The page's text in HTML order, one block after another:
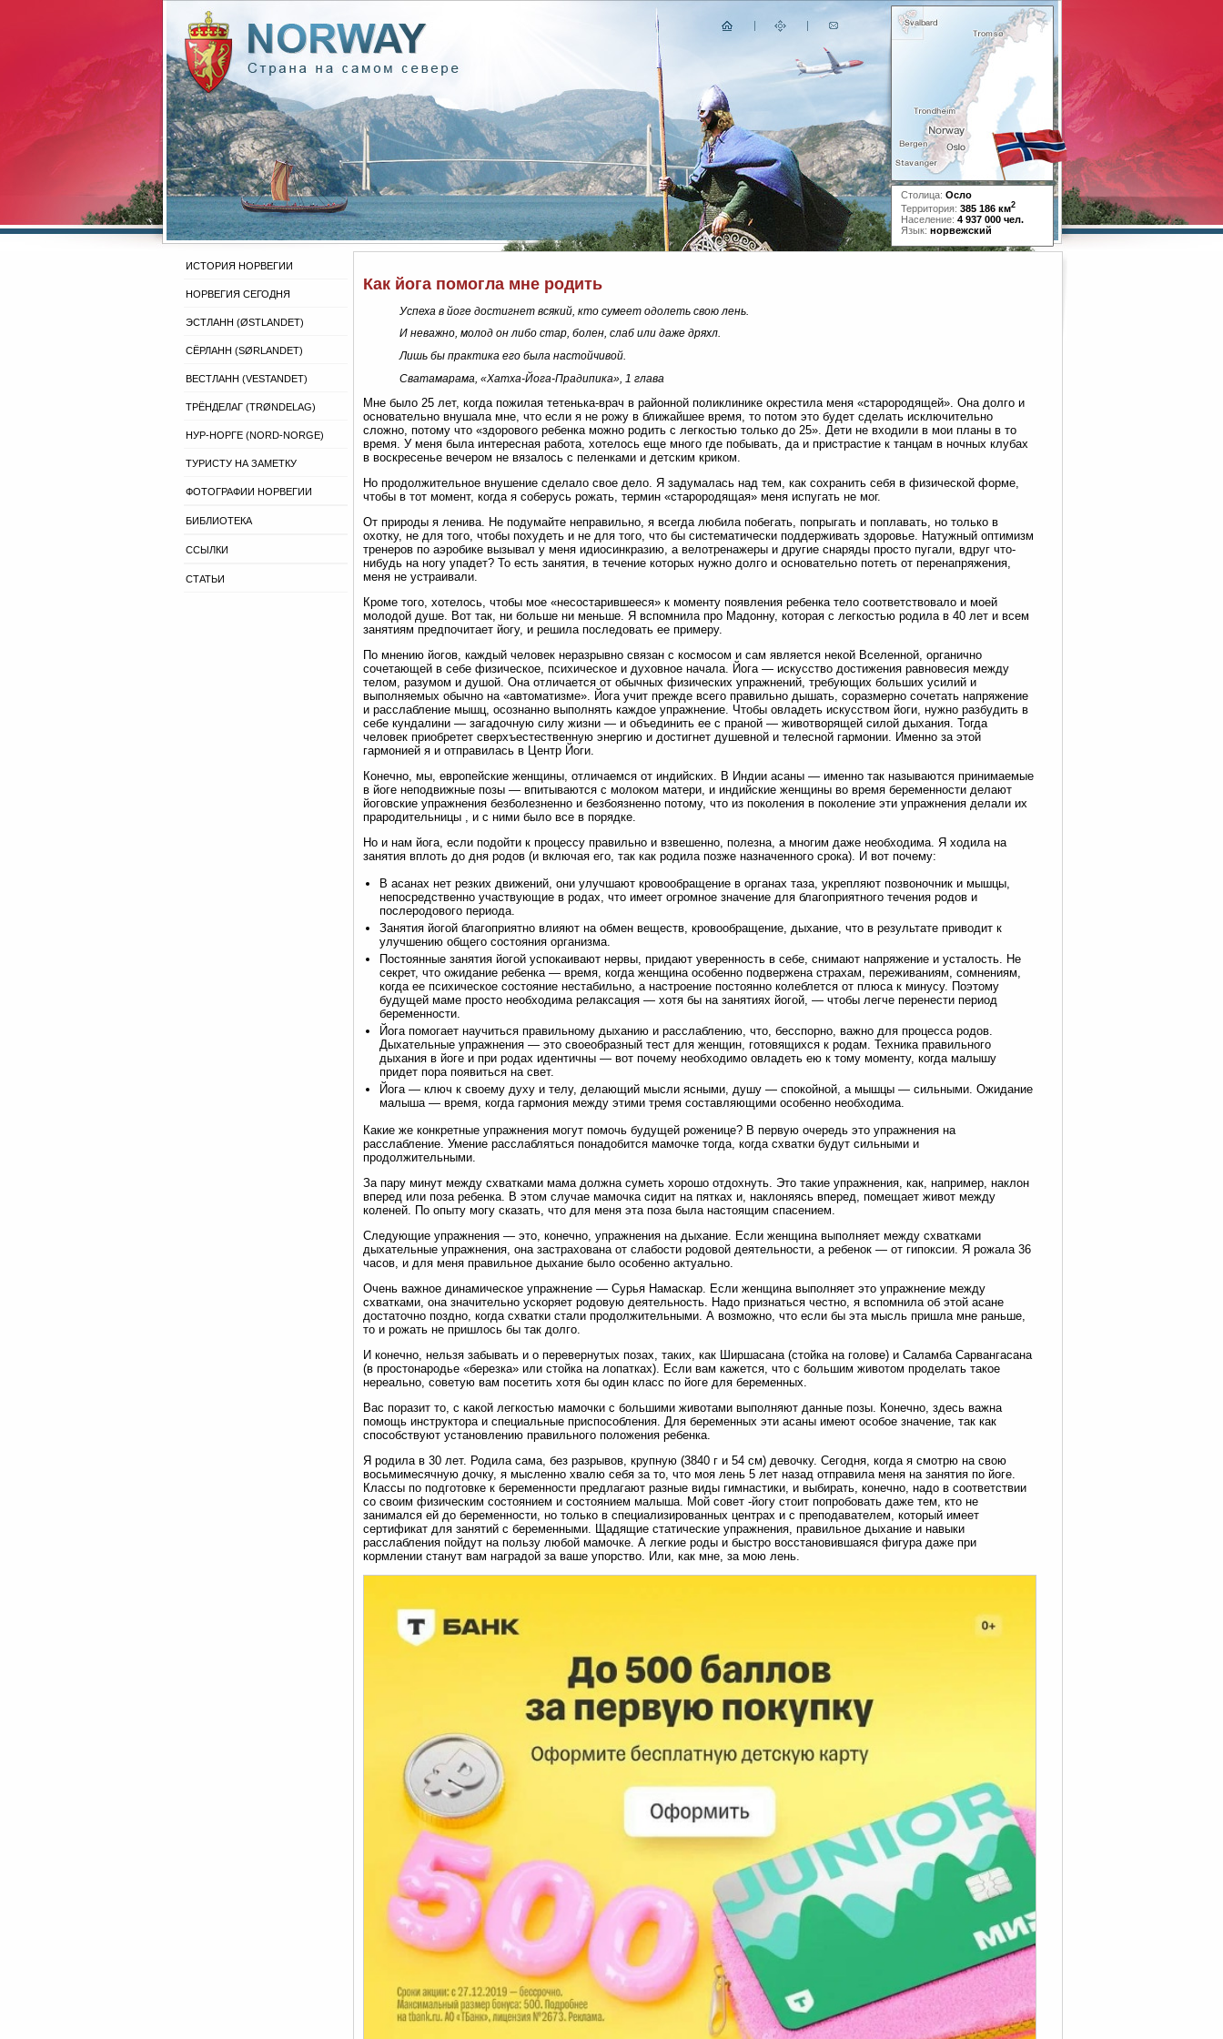
Столица: Осло
Территория: 385 186 км2
Население: 4 937 000 чел.
Язык: норвежский
ИСТОРИЯ НОРВЕГИИ
НОРВЕГИЯ СЕГОДНЯ
ЭСТЛАНН (ØSTLANDET)
СЁРЛАНН (SØRLANDET)
ВЕСТЛАНН (VESTANDET)
ТРЁНДЕЛАГ (TRØNDELAG)
НУР-НОРГЕ (NORD-NORGE)
ТУРИСТУ НА ЗАМЕТКУ
ФОТОГРАФИИ НОРВЕГИИ
БИБЛИОТЕКА
ССЫЛКИ
СТАТЬИ
Как йога помогла мне родить
Успеха в йоге достигнет всякий, кто сумеет одолеть свою лень.
И неважно, молод он либо стар, болен, слаб или даже дряхл.
Лишь бы практика его была настойчивой.
Сватамарама, «Хатха-Йога-Прадипика», 1 глава
Мне было 25 лет, когда пожилая тетенька-врач в районной поликлинике окрестила меня «старородящей». Она долго и
основательно внушала мне, что если я не рожу в ближайшее время, то потом это будет сделать исключительно
сложно, потому что «здорового ребенка можно родить с легкостью только до 25». Дети не входили в мои планы в то
время. У меня была интересная работа, хотелось еще много где побывать, да и пристрастие к танцам в ночных клубах
в воскресенье вечером не вязалось с пеленками и детским криком.
Но продолжительное внушение сделало свое дело. Я задумалась над тем, как сохранить себя в физической форме,
чтобы в тот момент, когда я соберусь рожать, термин «старородящая» меня испугать не мог.
От природы я ленива. Не подумайте неправильно, я всегда любила побегать, попрыгать и поплавать, но только в
охотку, не для того, чтобы похудеть и не для того, что бы систематически поддерживать здоровье. Натужный оптимизм
тренеров по аэробике вызывал у меня идиосинкразию, а велотренажеры и другие снаряды просто пугали, вдруг что-
нибудь на ногу упадет? То есть занятия, в течение которых нужно долго и основательно потеть от перенапряжения,
меня не устраивали.
Кроме того, хотелось, чтобы мое «несостарившееся» к моменту появления ребенка тело соответствовало и моей
молодой душе. Вот так, ни больше ни меньше. Я вспомнила про Мадонну, которая с легкостью родила в 40 лет и всем
занятиям предпочитает йогу, и решила последовать ее примеру.
По мнению йогов, каждый человек неразрывно связан с космосом и сам является некой Вселенной, органично
сочетающей в себе физическое, психическое и духовное начала. Йога — искусство достижения равновесия между
телом, разумом и душой. Она отличается от обычных физических упражнений, требующих больших усилий и
выполняемых обычно на «автоматизме». Йога учит прежде всего правильно дышать, соразмерно сочетать напряжение
и расслабление мышц, осознанно выполнять каждое упражнение. Чтобы овладеть искусством йоги, нужно разбудить в
себе кундалини — загадочную силу жизни — и объединить ее с праной — животворящей силой дыхания. Тогда
человек приобретет сверхъестественную энергию и достигнет душевной и телесной гармонии. Именно за этой
гармонией я и отправилась в Центр Йоги.
Конечно, мы, европейские женщины, отличаемся от индийских. В Индии асаны — именно так называются принимаемые
в йоге неподвижные позы — впитываются с молоком матери, и индийские женщины во время беременности делают
йоговские упражнения безболезненно и безбоязненно потому, что из поколения в поколение эти упражнения делали их
прародительницы , и с ними было все в порядке.
Но и нам йога, если подойти к процессу правильно и взвешенно, полезна, а многим даже необходима. Я ходила на
занятия вплоть до дня родов (и включая его, так как родила позже назначенного срока). И вот почему:
В асанах нет резких движений, они улучшают кровообращение в органах таза, укрепляют позвоночник и мышцы,
непосредственно участвующие в родах, что имеет огромное значение для благоприятного течения родов и
послеродового периода.
Занятия йогой благоприятно влияют на обмен веществ, кровообращение, дыхание, что в результате приводит к
улучшению общего состояния организма.
Постоянные занятия йогой успокаивают нервы, придают уверенность в себе, снимают напряжение и усталость. Не
секрет, что ожидание ребенка — время, когда женщина особенно подвержена страхам, переживаниям, сомнениям,
когда ее психическое состояние нестабильно, а настроение постоянно колеблется от плюса к минусу. Поэтому
будущей маме просто необходима релаксация — хотя бы на занятиях йогой, — чтобы легче перенести период
беременности.
Йога помогает научиться правильному дыханию и расслаблению, что, бесспорно, важно для процесса родов.
Дыхательные упражнения — это своеобразный тест для женщин, готовящихся к родам. Техника правильного
дыхания в йоге и при родах идентичны — вот почему необходимо овладеть ею к тому моменту, когда малышу
придет пора появиться на свет.
Йога — ключ к своему духу и телу, делающий мысли ясными, душу — спокойной, а мышцы — сильными. Ожидание
малыша — время, когда гармония между этими тремя составляющими особенно необходима.
Какие же конкретные упражнения могут помочь будущей роженице? В первую очередь это упражнения на
расслабление. Умение расслабляться понадобится мамочке тогда, когда схватки будут сильными и
продолжительными.
За пару минут между схватками мама должна суметь хорошо отдохнуть. Это такие упражнения, как, например, наклон
вперед или поза ребенка. В этом случае мамочка сидит на пятках и, наклоняясь вперед, помещает живот между
коленей. По опыту могу сказать, что для меня эта поза была настоящим спасением.
Следующие упражнения — это, конечно, упражнения на дыхание. Если женщина выполняет между схватками
дыхательные упражнения, она застрахована от слабости родовой деятельности, а ребенок — от гипоксии. Я рожала 36
часов, и для меня правильное дыхание было особенно актуально.
Очень важное динамическое упражнение — Сурья Намаскар. Если женщина выполняет это упражнение между
схватками, она значительно ускоряет родовую деятельность. Надо признаться честно, я вспомнила об этой асане
достаточно поздно, когда схватки стали продолжительными. А возможно, что если бы эта мысль пришла мне раньше,
то и рожать не пришлось бы так долго.
И конечно, нельзя забывать и о перевернутых позах, таких, как Ширшасана (стойка на голове) и Саламба Сарвангасана
(в простонародье «березка» или стойка на лопатках). Если вам кажется, что с большим животом проделать такое
нереально, советую вам посетить хотя бы один класс по йоге для беременных.
Вас поразит то, с какой легкостью мамочки с большими животами выполняют данные позы. Конечно, здесь важна
помощь инструктора и специальные приспособления. Для беременных эти асаны имеют особое значение, так как
способствуют установлению правильного положения ребенка.
Я родила в 30 лет. Родила сама, без разрывов, крупную (3840 г и 54 см) девочку. Сегодня, когда я смотрю на свою
восьмимесячную дочку, я мысленно хвалю себя за то, что моя лень 5 лет назад отправила меня на занятия по йоге.
Классы по подготовке к беременности предлагают разные виды гимнастики, и выбирать, конечно, надо в соответствии
со своим физическим состоянием и состоянием малыша. Мой совет -йогу стоит попробовать даже тем, кто не
занимался ей до беременности, но только в специализированных центрах и с преподавателем, который имеет
сертификат для занятий с беременными. Щадящие статические упражнения, правильное дыхание и навыки
расслабления пойдут на пользу любой мамочке. А легкие роды и быстро восстановившаяся фигура даже при
кормлении станут вам наградой за ваше упорство. Или, как мне, за мою лень.